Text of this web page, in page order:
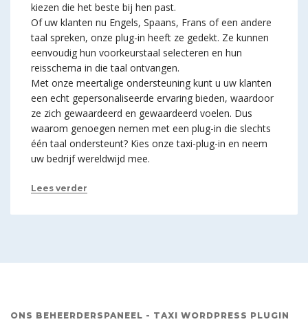
kiezen die het beste bij hen past.
Of uw klanten nu Engels, Spaans, Frans of een andere
taal spreken, onze plug-in heeft ze gedekt. Ze kunnen
eenvoudig hun voorkeurstaal selecteren en hun
reisschema in die taal ontvangen.
Met onze meertalige ondersteuning kunt u uw klanten
een echt gepersonaliseerde ervaring bieden, waardoor
ze zich gewaardeerd en gewaardeerd voelen. Dus
waarom genoegen nemen met een plug-in die slechts
één taal ondersteunt? Kies onze taxi-plug-in en neem
uw bedrijf wereldwijd mee.
Lees verder
ONS BEHEERDERSPANEEL - TAXI WORDPRESS PLUGIN